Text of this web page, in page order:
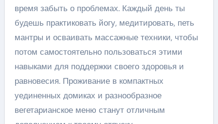
время забыть о проблемах. Каждый день ты
будешь практиковать йогу, медитировать, петь
мантры и осваивать массажные техники, чтобы
потом самостоятельно пользоваться этими
навыками для поддержки своего здоровья и
равновесия. Проживание в компактных
уединенных домиках и разнообразное
вегетарианское меню станут отличным